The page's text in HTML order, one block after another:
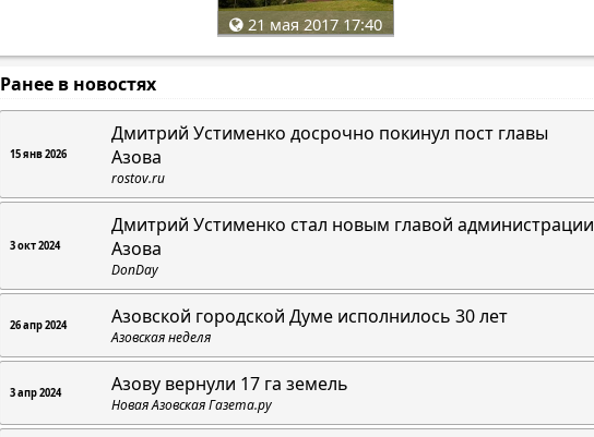
21 мая 2017 17:40
Ранее в новостях
15 янв 2026
Дмитрий Устименко досрочно покинул пост главы
Азова
rostov.ru
3 окт 2024
Дмитрий Устименко стал новым главой администрации
Азова
DonDay
26 апр 2024 Азовской городской Думе исполнилось 30 лет
Азовская неделя
3 апр 2024 Азову вернули 17 га земель
Новая Азовская Газета.ру